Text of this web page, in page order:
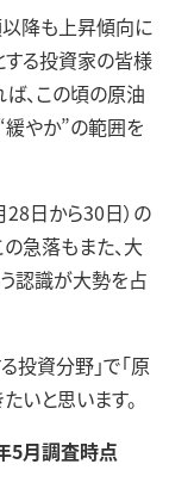
降も上昇傾向に
する投資家の皆様
、この頃の原油
やか”の範囲を
日から30日）の
急落もまた、大
認識が大勢を占
投資分野」で「原
いと思います。
5月調査時点